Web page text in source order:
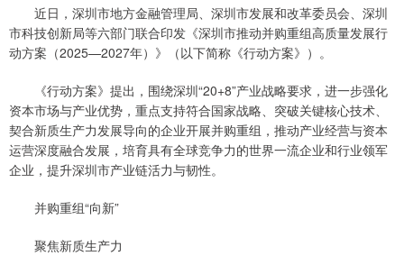
近日，深圳市地方金融管理局、深圳市发展和改革委员会、深圳
市科技创新局等六部门联合印发《深圳市推动并购重组高质量发展行
动方案（2025—2027年）》（以下简称《行动方案》）。
《行动方案》提出，围绕深圳“20+8”产业战略要求，进一步强化
资本市场与产业优势，重点支持符合国家战略、突破关键核心技术、
契合新质生产力发展导向的企业开展并购重组，推动产业经营与资本
运营深度融合发展，培育具有全球竞争力的世界一流企业和行业领军
企业，提升深圳市产业链活力与韧性。
并购重组“向新”
聚焦新质生产力